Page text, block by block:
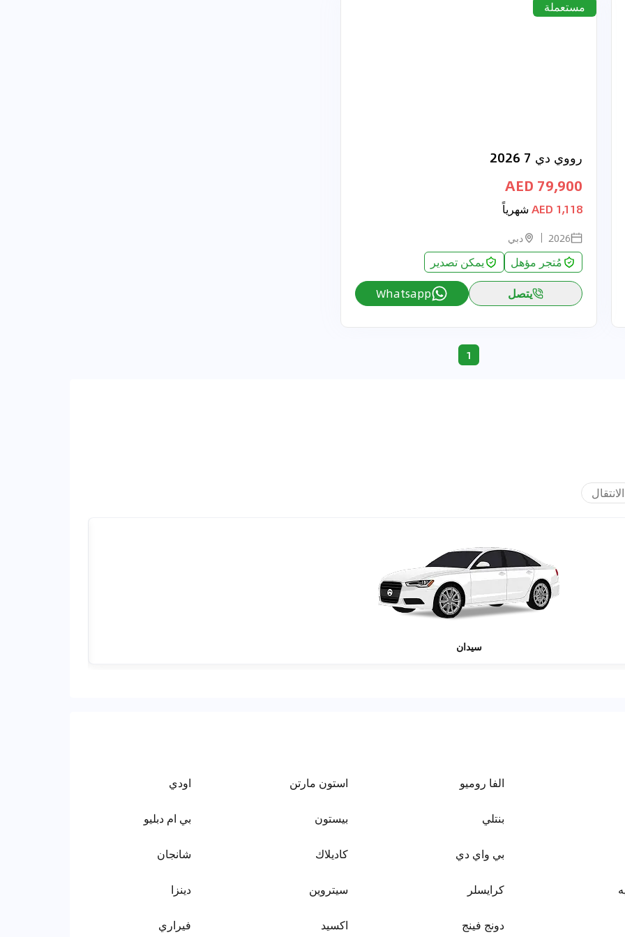
مستعملة
رووي دي 7 2026
79,900 AED
1,118 AED شهرياً
2026 دبي
مُتجر مؤهل
يمكن تصدير
يتصل
Whatsapp
1
الانتقال
سيدان
الفا روميو استون مارتن اودي
بنتلي بيستون بي ام دبليو
بي واي دي كاديلاك شانجان
كرايسلر سيتروين دينزا
دونج فينج اكسيد فيراري